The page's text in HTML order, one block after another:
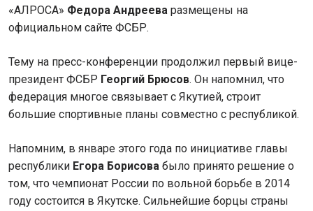
«АЛРОСА» Федора Андреева размещены на
официальном сайте ФСБР.
Тему на пресс-конференции продолжил первый вице-
президент ФСБР Георгий Брюсов. Он напомнил, что
федерация многое связывает с Якутией, строит
большие спортивные планы совместно с республикой.
Напомним, в январе этого года по инициативе главы
республики Егора Борисова было принято решение о
том, что чемпионат России по вольной борьбе в 2014
году состоится в Якутске. Сильнейшие борцы страны